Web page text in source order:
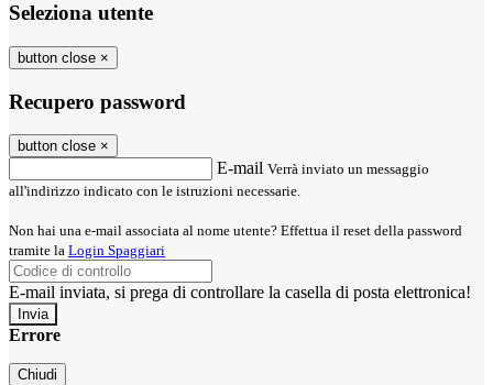
Seleziona utente
button close ×
Recupero password
button close ×
E-mail Verrà inviato un messaggio
all'indirizzo indicato con le istruzioni necessarie.
Non hai una e-mail associata al nome utente? Effettua il reset della password
tramite la Login Spaggiari
E-mail inviata, si prega di controllare la casella di posta elettronica!
Errore
Chiudi